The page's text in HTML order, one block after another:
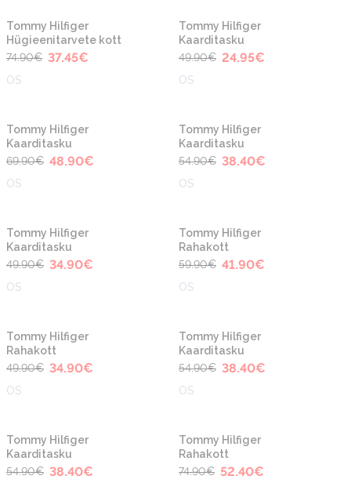
-50%
Tommy Hilfiger
Hügieenitarvete kott
74.90€ 37.45€
OS
-50%
Tommy Hilfiger
Kaarditasku
49.90€ 24.95€
OS
-30%
Tommy Hilfiger
Kaarditasku
69.90€ 48.90€
OS
-30%
Tommy Hilfiger
Kaarditasku
54.90€ 38.40€
OS
-30%
Tommy Hilfiger
Kaarditasku
49.90€ 34.90€
OS
-30%
Tommy Hilfiger
Rahakott
59.90€ 41.90€
OS
-30%
Tommy Hilfiger
Rahakott
49.90€ 34.90€
OS
-30%
Tommy Hilfiger
Kaarditasku
54.90€ 38.40€
OS
-30%
Tommy Hilfiger
Kaarditasku
54.90€ 38.40€
-30%
Tommy Hilfiger
Rahakott
74.90€ 52.40€